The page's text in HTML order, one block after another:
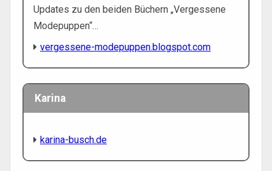
Updates zu den beiden Büchern „Vergessene
Modepuppen“…
vergessene-modepuppen.blogspot.com
Karina
karina-busch.de